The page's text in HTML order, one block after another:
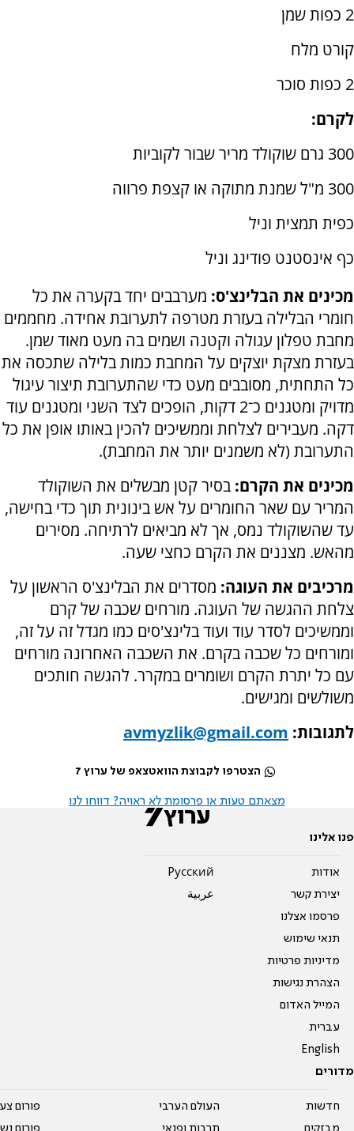
2 כפות שמן
קורט מלח
2 כפות סוכר
לקרם:
300 גרם שוקולד מריר שבור לקוביות
300 מ"ל שמנת מתוקה או קצפת פרווה
כפית תמצית וניל
כף אינסטנט פודינג וניל
מכינים את הבלינצ'ס: מערבבים יחד בקערה את כל
חומרי הבלילה בעזרת מטרפה לתערובת אחידה. מחממים
מחבת טפלון עגולה וקטנה ושמים בה מעט מאוד שמן.
בעזרת מצקת יוצקים על המחבת כמות בלילה שתכסה את
כל התחתית, מסובבים מעט כדי שהתערובת תיצור עיגול
מדויק ומטגנים כ־2 דקות, הופכים לצד השני ומטגנים עוד
דקה. מעבירים לצלחת וממשיכים להכין באותו אופן את כל
התערובת (לא משמנים יותר את המחבת).
מכינים את הקרם: בסיר קטן מבשלים את השוקולד
המריר עם שאר החומרים על אש בינונית תוך כדי בחישה,
עד שהשוקולד נמס, אך לא מביאים לרתיחה. מסירים
מהאש. מצננים את הקרם כחצי שעה.
מרכיבים את העוגה: מסדרים את הבלינצ'ס הראשון על
צלחת ההגשה של העוגה. מורחים שכבה של קרם
וממשיכים לסדר עוד ועוד בלינצ'סים כמו מגדל זה על זה,
ומורחים כל שכבה בקרם. את השכבה האחרונה מורחים
עם כל יתרת הקרם ושומרים במקרר. להגשה חותכים
משולשים ומגישים.
לתגובות: avmyzlik@gmail.com
הצטרפו לקבוצת הוואטצאפ של ערוץ 7
מצאתם טעות או פרסומת לא ראויה? דווחו לנו
פנו אלינו
אודות
יצירת קשר
פרסמו אצלנו
תנאי שימוש
מדיניות פרטיות
הצהרת נגישות
המייל האדום
עברית
English
Pусский
عربية
מדורים
חדשות
העולם הערבי
פורום